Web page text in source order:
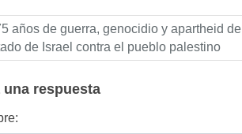
años de guerra, genocidio y apartheid del
de Israel contra el pueblo palestino
una respuesta